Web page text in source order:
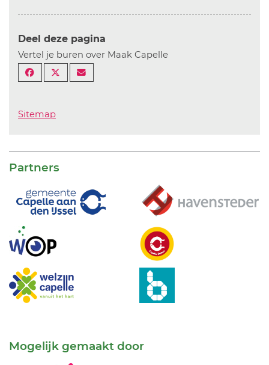
Deel deze pagina
Vertel je buren over Maak Capelle
Sitemap
Partners
Mogelijk gemaakt door